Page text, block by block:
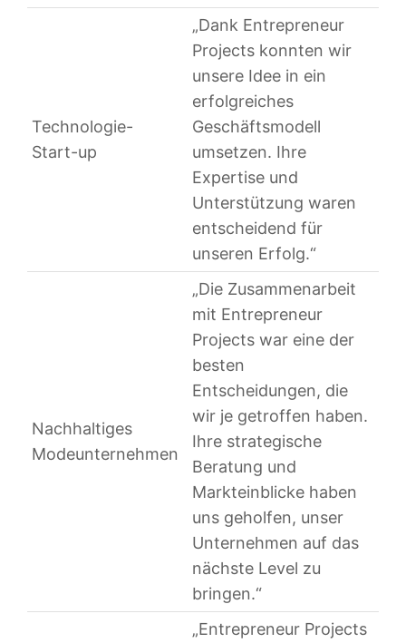
Technologie-
Start-up
„Dank Entrepreneur
Projects konnten wir
unsere Idee in ein
erfolgreiches
Geschäftsmodell
umsetzen. Ihre
Expertise und
Unterstützung waren
entscheidend für
unseren Erfolg.“
Nachhaltiges
Modeunternehmen
„Die Zusammenarbeit
mit Entrepreneur
Projects war eine der
besten
Entscheidungen, die
wir je getroffen haben.
Ihre strategische
Beratung und
Markteinblicke haben
uns geholfen, unser
Unternehmen auf das
nächste Level zu
bringen.“
„Entrepreneur Projects